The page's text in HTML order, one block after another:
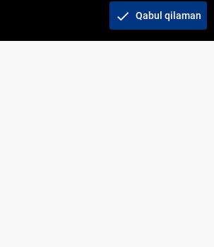
tashkil etish" AJ. Barcha huquqlar himoyalangan
check Qabul qilaman